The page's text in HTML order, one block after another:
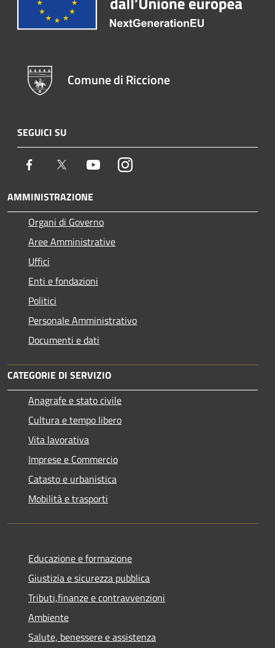
Comune di Riccione
SEGUICI SU
Facebook Twitter YoutubeInstagram
AMMINISTRAZIONE
Organi di Governo
Aree Amministrative
Uffici
Enti e fondazioni
Politici
Personale Amministrativo
Documenti e dati
CATEGORIE DI SERVIZIO
Anagrafe e stato civile
Cultura e tempo libero
Vita lavorativa
Imprese e Commercio
Catasto e urbanistica
Mobilità e trasporti
Educazione e formazione
Giustizia e sicurezza pubblica
Tributi,finanze e contravvenzioni
Ambiente
Salute, benessere e assistenza